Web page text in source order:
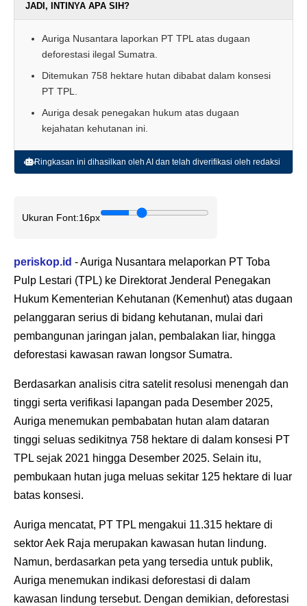
JADI, INTINYA APA SIH?
Auriga Nusantara laporkan PT TPL atas dugaan
deforestasi ilegal Sumatra.
Ditemukan 758 hektare hutan dibabat dalam konsesi
PT TPL.
Auriga desak penegakan hukum atas dugaan
kejahatan kehutanan ini.
Ringkasan ini dihasilkan oleh AI dan telah diverifikasi oleh redaksi
Ukuran Font:16px
periskop.id - Auriga Nusantara melaporkan PT Toba
Pulp Lestari (TPL) ke Direktorat Jenderal Penegakan
Hukum Kementerian Kehutanan (Kemenhut) atas dugaan
pelanggaran serius di bidang kehutanan, mulai dari
pembangunan jaringan jalan, pembalakan liar, hingga
deforestasi kawasan rawan longsor Sumatra.
Berdasarkan analisis citra satelit resolusi menengah dan
tinggi serta verifikasi lapangan pada Desember 2025,
Auriga menemukan pembabatan hutan alam dataran
tinggi seluas sedikitnya 758 hektare di dalam konsesi PT
TPL sejak 2021 hingga Desember 2025. Selain itu,
pembukaan hutan juga meluas sekitar 125 hektare di luar
batas konsesi.
Auriga mencatat, PT TPL mengakui 11.315 hektare di
sektor Aek Raja merupakan kawasan hutan lindung.
Namun, berdasarkan peta yang tersedia untuk publik,
Auriga menemukan indikasi deforestasi di dalam
kawasan lindung tersebut. Dengan demikian, deforestasi